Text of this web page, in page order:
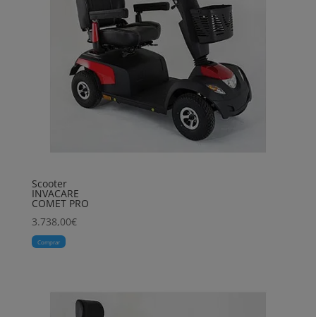
Scooter
INVACARE
COMET PRO
3.738,00€
Comprar